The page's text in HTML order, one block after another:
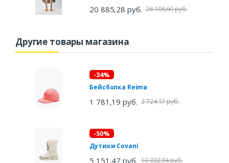
20 885,28 руб. 26 106,60 руб.
Другие товары магазина
-34%
Бейсболка Reima
1 781,19 руб. 2 724,17 руб.
-50%
Дутики Covani
5 151,47 руб. 10 302,94 руб.